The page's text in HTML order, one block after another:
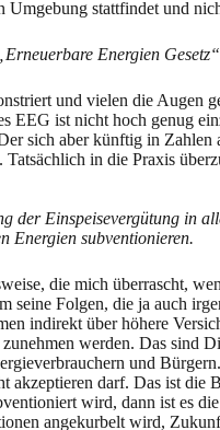
Umgebung stattfindet und
Energien
und vielen die Augen
EEG ist nicht hoch genug
sich aber künftig in
in die Praxis
der Einspeisevergütung in
Energien subventionieren.
die mich überrascht,
seine Folgen, die ja auch
indirekt über höhere
werden. Das sind
und
akzeptieren darf. Das ist
wird, dann ist es
angekurbelt wird,